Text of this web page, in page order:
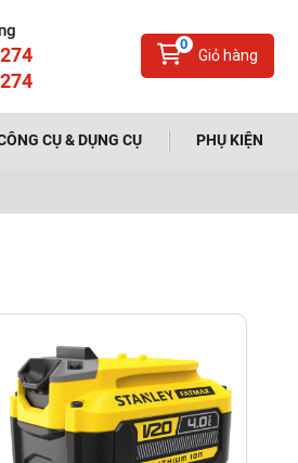
0
Giỏ hàng
CỤ & DỤNG CỤ PHỤ KIỆN